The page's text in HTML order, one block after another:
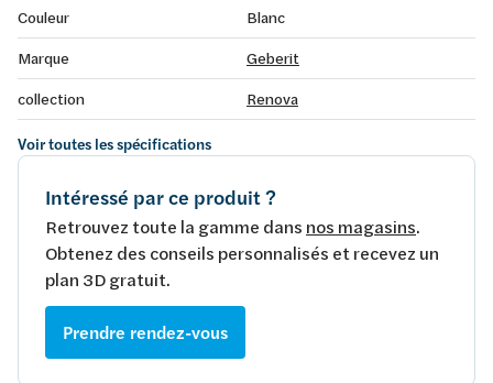
Couleur
Blanc
Marque
Geberit
collection
Renova
Voir toutes les spécifications
Intéressé par ce produit ?
Retrouvez toute la gamme dans nos magasins.
Obtenez des conseils personnalisés et recevez un
plan 3D gratuit.
Prendre rendez-vous